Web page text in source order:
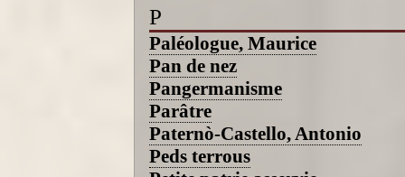
P
Paléologue, Maurice
Pan de nez
Pangermanisme
Parâtre
Paternò-Castello, Antonio
Peds terrous